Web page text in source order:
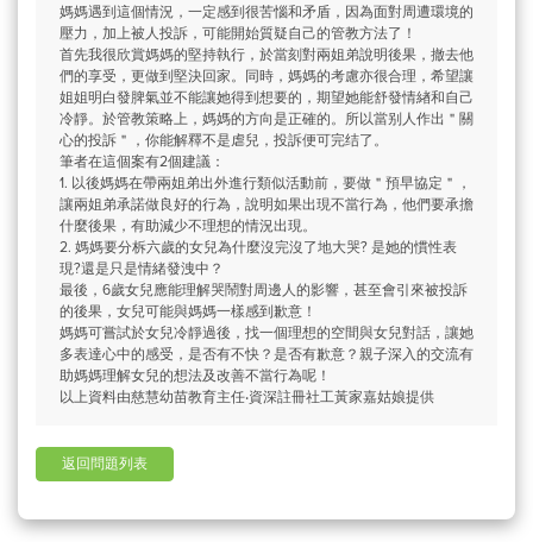
媽媽遇到這個情況，一定感到很苦惱和矛盾，因為面對周遭環境的
壓力，加上被人投訴，可能開始質疑自己的管教方法了！
首先我很欣賞媽媽的堅持執行，於當刻對兩姐弟說明後果，撤去他
們的享受，更做到堅決回家。同時，媽媽的考慮亦很合理，希望讓
姐姐明白發脾氣並不能讓她得到想要的，期望她能舒發情緖和自己
冷靜。於管教策略上，媽媽的方向是正確的。所以當别人作出＂關
心的投訴＂，你能解釋不是虐兒，投訴便可完结了。
筆者在這個案有2個建議：
1. 以後媽媽在帶兩姐弟出外進行類似活動前，要做＂預早協定＂，
讓兩姐弟承諾做良好的行為，說明如果出現不當行為，他們要承擔
什麼後果，有助減少不理想的情況出現。
2. 媽媽要分柝六歲的女兒為什麼沒完沒了地大哭? 是她的慣性表
現?還是只是情緒發洩中？
最後，6歲女兒應能理解哭鬧對周邊人的影響，甚至會引來被投訴
的後果，女兒可能與媽媽一樣感到歉意！
媽媽可嘗試於女兒冷靜過後，找一個理想的空間與女兒對話，讓她
多表達心中的感受，是否有不快？是否有歉意？親子深入的交流有
助媽媽理解女兒的想法及改善不當行為呢！
以上資料由慈慧幼苗教育主任‧資深註冊社工黃家嘉姑娘提供
返回問題列表